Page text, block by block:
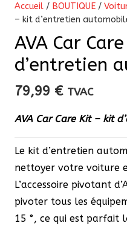
Accueil / BOUTIQUE /
– kit d’entretien
AVA Car
d’entretien
79,99 € TVAC
AVA Car Care Kit – kit
Le kit d’entretien
nettoyer votre voiture
L’accessoire pivotant
pivoter tous les
15 °, ce qui est parfait